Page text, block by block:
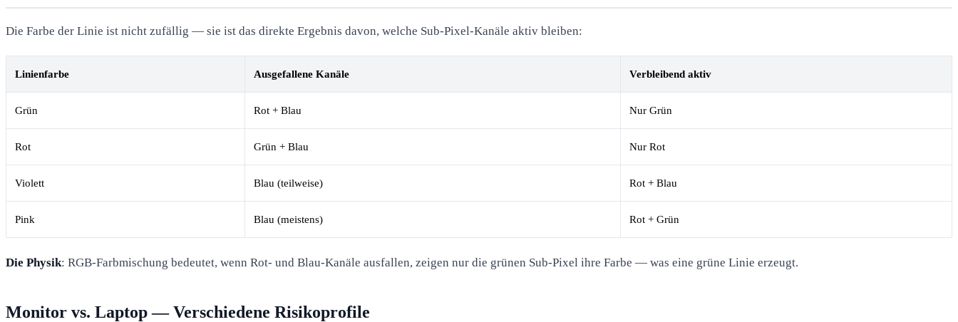
Die Farbe der Linie ist nicht zufällig — sie ist das direkte Ergebnis davon, welche Sub-Pixel-Kanäle aktiv bleiben:
Linienfarbe Ausgefallene Kanäle Verbleibend aktiv
Grün Rot + Blau Nur Grün
Rot Grün + Blau Nur Rot
Violett Blau (teilweise) Rot + Blau
Pink Blau (meistens) Rot + Grün
Die Physik: RGB-Farbmischung bedeutet, wenn Rot- und Blau-Kanäle ausfallen, zeigen nur die grünen Sub-Pixel ihre Farbe — was eine grüne Linie erzeugt.
Monitor vs. Laptop — Verschiedene Risikoprofile